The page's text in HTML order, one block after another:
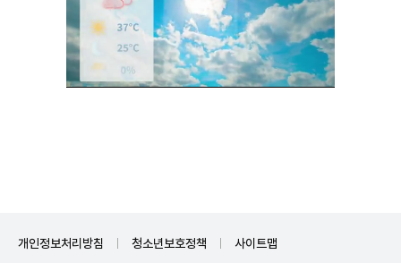
개인정보처리방침 청소년보호정책 사이트맵